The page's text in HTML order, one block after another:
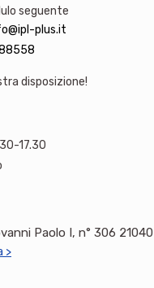
seguente
plus.it
disposizione!
17.30
Paolo I, n° 306
>